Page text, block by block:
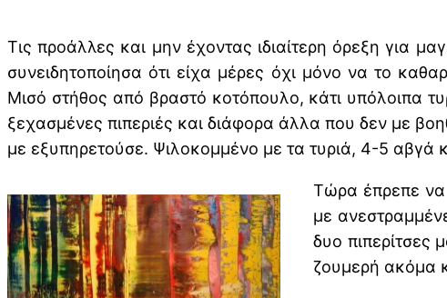
Τις προάλλες και μην έχοντας ιδιαίτερη όρεξη για
συνειδητοποίησα ότι είχα μέρες όχι μόνο να το
Μισό στήθος από βραστό κοτόπουλο, κάτι υπόλοιπα
ξεχασμένες πιπεριές και διάφορα άλλα που δεν με
με εξυπηρετούσε. Ψιλοκομμένο με τα τυριά, 4-5 αβγά
Τώρα έπρεπε να
με
δυο πιπερίτσες
ζουμερή ακόμα